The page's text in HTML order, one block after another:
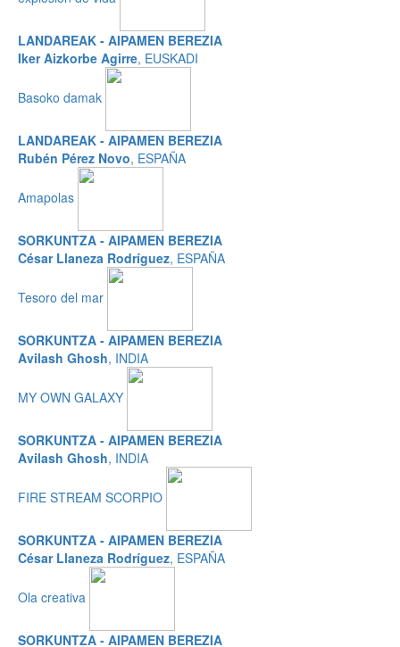
LANDAREAK - AIPAMEN BEREZIA
Iker Aizkorbe Agirre, EUSKADI
Basoko damak
LANDAREAK - AIPAMEN BEREZIA
Rubén Pérez Novo, ESPAÑA
Amapolas
SORKUNTZA - AIPAMEN BEREZIA
César Llaneza Rodríguez, ESPAÑA
Tesoro del mar
SORKUNTZA - AIPAMEN BEREZIA
Avilash Ghosh, INDIA
MY OWN GALAXY
SORKUNTZA - AIPAMEN BEREZIA
Avilash Ghosh, INDIA
FIRE STREAM SCORPIO
SORKUNTZA - AIPAMEN BEREZIA
César Llaneza Rodríguez, ESPAÑA
Ola creativa
SORKUNTZA - AIPAMEN BEREZIA